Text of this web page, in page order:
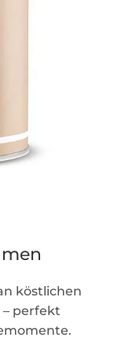
köstlichen
– perfekt